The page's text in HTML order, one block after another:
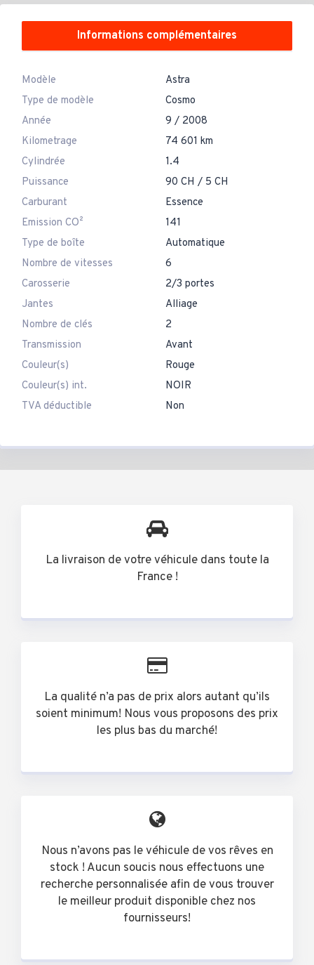
Informations complémentaires
Modèle
Astra
Type de modèle
Cosmo
Année
9 / 2008
Kilometrage
74 601 km
Cylindrée
1.4
Puissance
90 CH / 5 CH
Carburant
Essence
Emission CO²
141
Type de boîte
Automatique
Nombre de vitesses
6
Carosserie
2/3 portes
Jantes
Alliage
Nombre de clés
2
Transmission
Avant
Couleur(s)
Rouge
Couleur(s) int.
NOIR
TVA déductible
Non
La livraison de votre véhicule dans toute la
France !
La qualité n’a pas de prix alors autant qu’ils
soient minimum! Nous vous proposons des prix
les plus bas du marché!
Nous n’avons pas le véhicule de vos rêves en
stock ! Aucun soucis nous effectuons une
recherche personnalisée afin de vous trouver
le meilleur produit disponible chez nos
fournisseurs!